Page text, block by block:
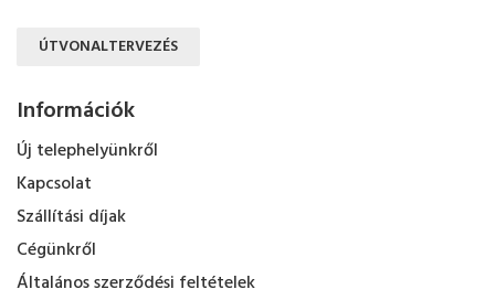
ÚTVONALTERVEZÉS
Információk
Új telephelyünkről
Kapcsolat
Szállítási díjak
Cégünkről
Általános szerződési feltételek